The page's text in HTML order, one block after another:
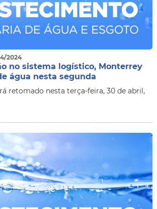
2024
no sistema logístico, Monterrey
água nesta segunda
retomado nesta terça-feira, 30 de abril,